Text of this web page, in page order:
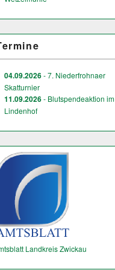
04.09.2026- 7. Niederfrohnaer
Skatturnier
11.09.2026- Blutspendeaktion im
Lindenhof
Landkreis Zwickau